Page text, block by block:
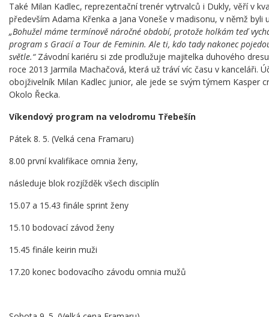
Také Milan Kadlec, reprezentační trenér vytrvalců i Dukly, věří v
především Adama Křenka a Jana Voneše v madisonu, v němž byli
„Bohužel máme termínově náročné období, protože holkám teď
program s Gracií a Tour de Feminin. Ale ti, kdo tady nakonec
světle.“Závodní kariéru si zde prodlužuje majitelka duhového
roce 2013 Jarmila Machačová, která už tráví víc času v kanceláři.
obojživelník Milan Kadlec junior, ale jede se svým týmem Kasper
Okolo Řecka.
Víkendový program na velodromu Třebešín
Pátek 8. 5. (Velká cena Framaru)
8.00 první kvalifikace omnia ženy,
následuje blok rozjížděk všech disciplín
15.07 a 15.43 finále sprint ženy
15.10 bodovací závod ženy
15.45 finále keirin muži
17.20 konec bodovacího závodu omnia mužů